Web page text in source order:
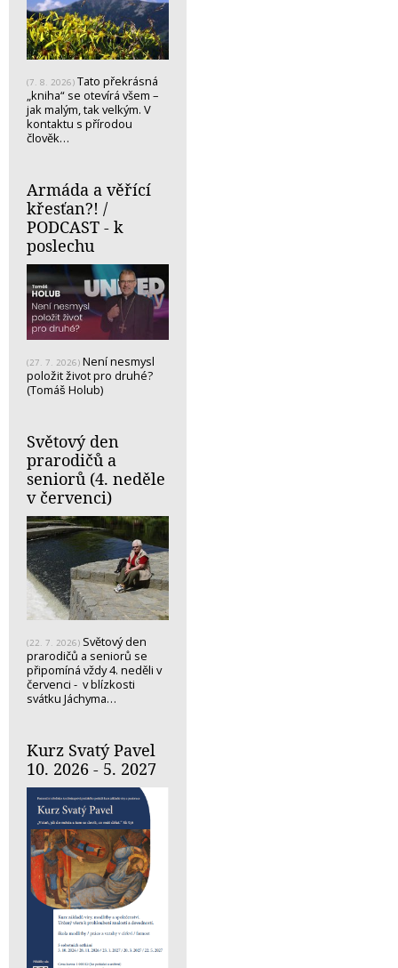
(7. 8. 2026) Tato překrásná
„kniha“ se otevírá všem –
jak malým, tak velkým. V
kontaktu s přírodou
člověk…
Armáda a věřící
křesťan?! /
PODCAST - k
poslechu
(27. 7. 2026) Není nesmysl
položit život pro druhé?
(Tomáš Holub)
Světový den
prarodičů a
seniorů (4. neděle
v červenci)
(22. 7. 2026) Světový den
prarodičů a seniorů se
připomíná vždy 4. neděli v
červenci - v blízkosti
svátku Jáchyma…
Kurz Svatý Pavel
10. 2026 - 5. 2027